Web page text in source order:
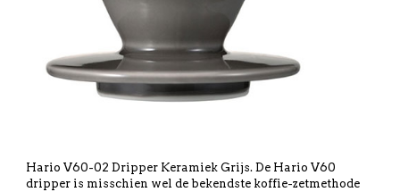
Hario V60-02 Dripper Keramiek Grijs. De Hario V60
dripper is misschien wel de bekendste koffie-zetmethode